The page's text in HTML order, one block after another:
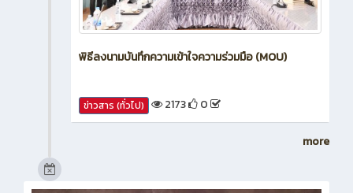
พิธีลงนามบันทึกความเข้าใจความร่วมมือ (MOU)
ข่าวสาร (ทั่วไป) 2173 0
more